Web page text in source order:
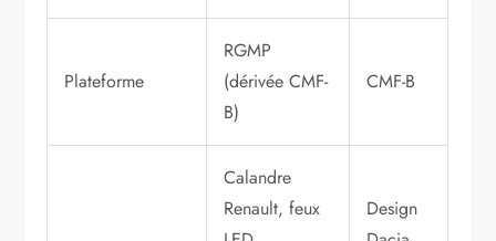
Plateforme
RGMP
(dérivée CMF-
B)
CMF-B
Calandre
Renault, feux
Design